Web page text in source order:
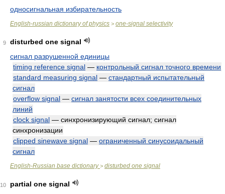
односигнальная избирательность
English-russian dictionary of physics > one-signal selectivity
9
disturbed one signal
сигнал разрушенной единицы
timing reference signal — контрольный сигнал точного времени
standard measuring signal — стандартный испытательный
сигнал
overflow signal — сигнал занятости всех соединительных
линий
clock signal — синхронизирующий сигнал; сигнал
синхронизации
clipped sinewave signal — ограниченный синусоидальный
сигнал
English-Russian base dictionary> disturbed one signal
10
partial one signal